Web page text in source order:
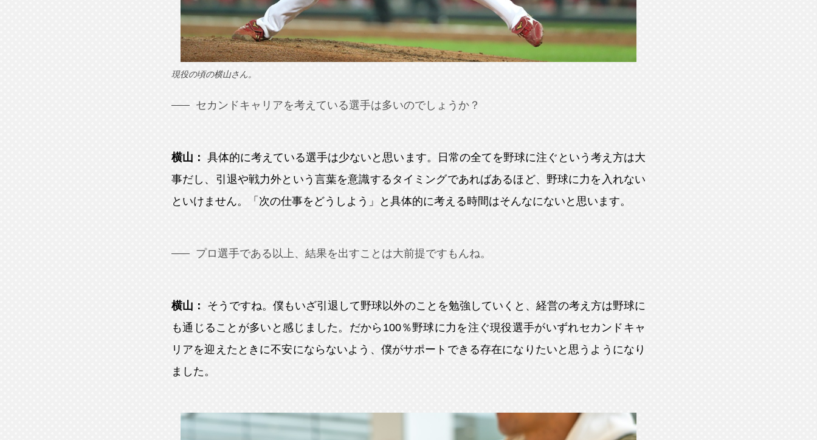
現役の頃の横山さん。
セカンドキャリアを考えている選手は多いのでしょうか？
横山：
具体的に考えている選手は少ないと思います。日常の全てを野球に注ぐという考え方は大
事だし、引退や戦力外という言葉を意識するタイミングであればあるほど、野球に力を入れない
といけません。「次の仕事をどうしよう」と具体的に考える時間はそんなにないと思います。
プロ選手である以上、結果を出すことは大前提ですもんね。
横山：
そうですね。僕もいざ引退して野球以外のことを勉強していくと、経営の考え方は野球に
も通じることが多いと感じました。だから100％野球に力を注ぐ現役選手がいずれセカンドキャ
リアを迎えたときに不安にならないよう、僕がサポートできる存在になりたいと思うようになり
ました。